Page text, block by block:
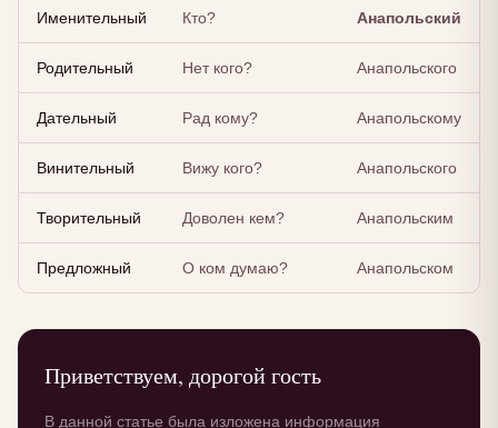
Именительный Кто? Анапольский
Родительный Нет кого? Анапольского
Дательный Рад кому? Анапольскому
Винительный Вижу кого? Анапольского
Творительный Доволен кем? Анапольским
Предложный О ком думаю? Анапольском
Приветствуем, дорогой гость
В данной статье была изложена информация